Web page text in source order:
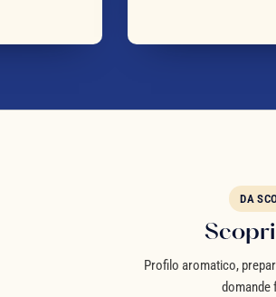
DA
Profilo aromatico,
domande